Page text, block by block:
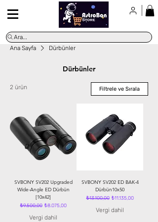
Ara...
Ana Sayfa
Dürbünler
Dürbünler
2 ürün Filtrele ve Sırala
SVBONY SV202 Upgraded
Wide-Angle ED Dürbün
[10x42]
Normal Fiyat
₺9.500,00 İndirimli Fiyat
₺8.075,00
Vergi dahil
SVBONY SV202 ED BAK-4
Dürbün10x50
Normal Fiyat
₺13.100,00 İndirimli Fiyat
₺11.135,00
Vergi dahil